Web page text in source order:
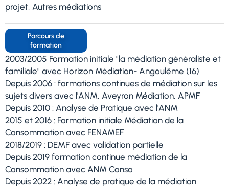
projet, Autres médiations
Parcours de
formation
2003/2005 Formation initiale "la médiation généraliste et
familiale" avec Horizon Médiation- Angoulême (16)
Depuis 2006 : formations continues de médiation sur les
sujets divers avec l'ANM, Aveyron Médiation, APMF
Depuis 2010 : Analyse de Pratique avec l'ANM
2015 et 2016 : Formation initiale Médiation de la
Consommation avec FENAMEF
2018/2019 : DEMF avec validation partielle
Depuis 2019 formation continue médiation de la
Consommation avec ANM Conso
Depuis 2022 : Analyse de pratique de la médiation